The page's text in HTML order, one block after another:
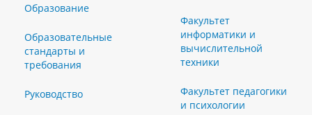
Образование
Образовательные
стандарты и
требования
Руководство
Факультет
информатики и
вычислительной
техники
Факультет педагогики
и психологии